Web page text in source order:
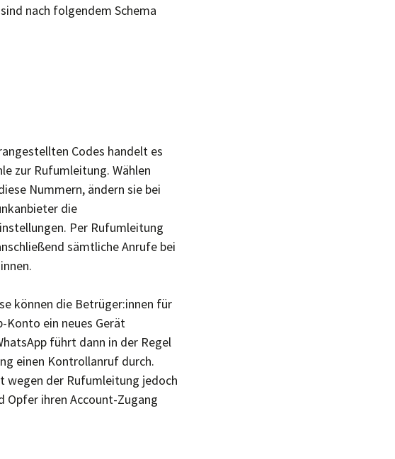
nach folgendem Schema
Codes handelt es
zur Rufumleitung. Wählen
Nummern, ändern sie bei
die
Per Rufumleitung
sämtliche Anrufe bei
können die Betrüger:innen für
Konto ein neues Gerät
führt dann in der Regel
einen Kontrollanruf durch.
wegen der Rufumleitung jedoch
Opfer ihren Account-Zugang